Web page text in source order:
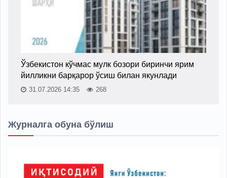
Ўзбекистон кўчмас мулк бозори биринчи ярим
йилликни барқарор ўсиш билан якунлади
31.07.2026 14:35 268
Журналга обуна бўлиш